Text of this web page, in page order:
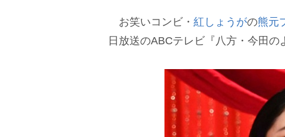
お笑いコンビ・ 紅しょうがの熊元
日放送のABCテレビ『八方・今田の